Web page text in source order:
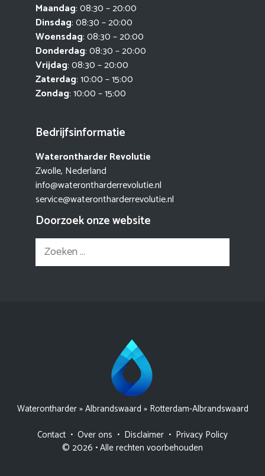
Maandag: 08:30 – 20:00
Dinsdag: 08:30 – 20:00
Woensdag: 08:30 – 20:00
Donderdag: 08:30 – 20:00
Vrijdag: 08:30 – 20:00
Zaterdag: 10:00 – 15:00
Zondag: 10:00 – 15:00
Bedrijfsinformatie
Waterontharder Revolutie
Zwolle, Nederland
info@waterontharderrevolutie.nl
service@waterontharderrevolutie.nl
Doorzoek onze website
Zoek
naar:
Waterontharder»Albrandswaard » Rotterdam-Albrandswaard
Contact • Over ons • Disclaimer • Privacy Policy
© 2026 • Alle rechten voorbehouden